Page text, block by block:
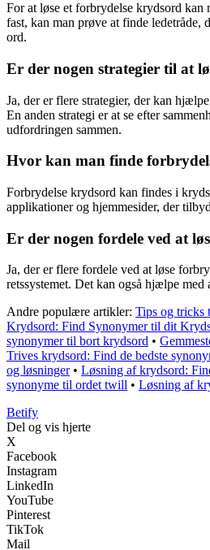
For at løse et forbrydelse krydsord kan
fast, kan man prøve at finde
ord.
Er der nogen strategier til at
Ja, der er flere strategier, der kan
En anden strategi er at se efter
udfordringen sammen.
Hvor kan man finde
Forbrydelse krydsord kan findes i
applikationer og hjemmesider, der
Er der nogen fordele ved at
Ja, der er flere fordele ved at løse
retssystemet. Det kan også hjælpe
Andre populære artikler: Tips og tricks
Krydsord: Find Synonymer til dit
synonymer til bort krydsord •
Trives krydsord: Find de bedste
og løsninger• Løsning af krydsord:
synonyme til ordet twill • Løsning af
Betify
Del og vis hjerte
X
Facebook
Instagram
LinkedIn
YouTube
Pinterest
TikTok
Mail